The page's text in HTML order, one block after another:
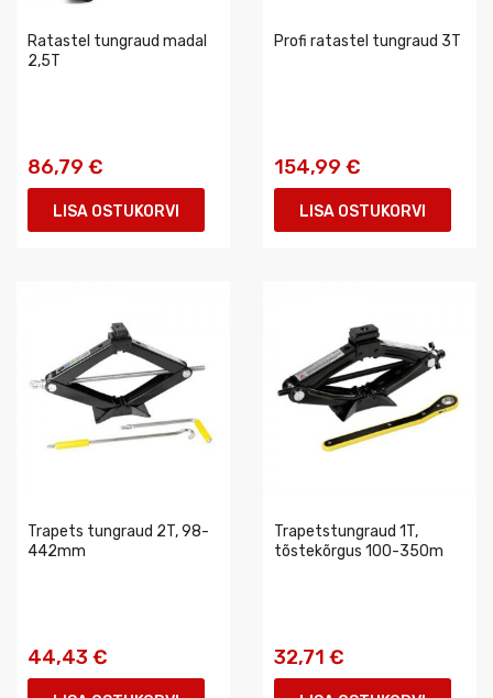
Ratastel tungraud madal
2,5T
86,79 €
LISA OSTUKORVI
Profi ratastel tungraud 3T
154,99 €
LISA OSTUKORVI
Trapets tungraud 2T, 98-
442mm
44,43 €
Trapetstungraud 1T,
tõstekõrgus 100-350m
32,71 €